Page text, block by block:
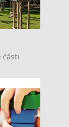
části